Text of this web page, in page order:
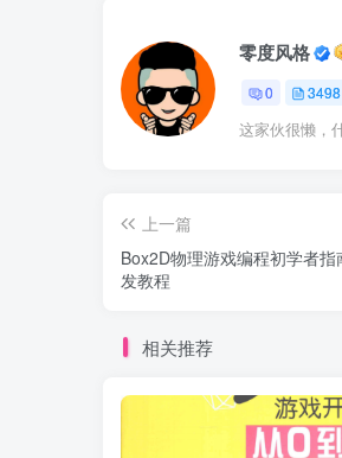
零度风格
0 3498
这家伙很懒，
上一篇
Box2D物理游戏编程初学者
发教程
相关推荐